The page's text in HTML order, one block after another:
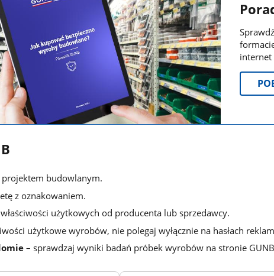
internet
projektem budowlanym.
z oznakowaniem.
użytkowych od producenta lub sprzedawcy.
użytkowe wyrobów, nie polegaj wyłącznie na hasłach
– sprawdzaj wyniki badań próbek wyrobów na stronie